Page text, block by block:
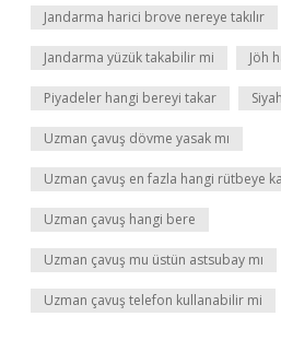
Jandarma harici brove nereye takılır
Jandarma yüzük takabilir mi Jöh
Piyadeler hangi bereyi takar
Uzman çavuş dövme yasak mı
Uzman çavuş en fazla hangi rütbeye
Uzman çavuş hangi bere
Uzman çavuş mu üstün astsubay mı
Uzman çavuş telefon kullanabilir mi